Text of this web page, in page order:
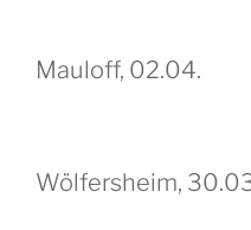
Mauloff, 02.04.
Wölfersheim,